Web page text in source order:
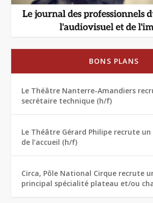
BONS PLANS
Le Théâtre Nanterre-Amandiers
secrétaire technique (h/f)
Le Théâtre Gérard Philipe recrute
de l’accueil (h/f)
Circa, Pôle National Cirque recrute
principal spécialité plateau et/ou